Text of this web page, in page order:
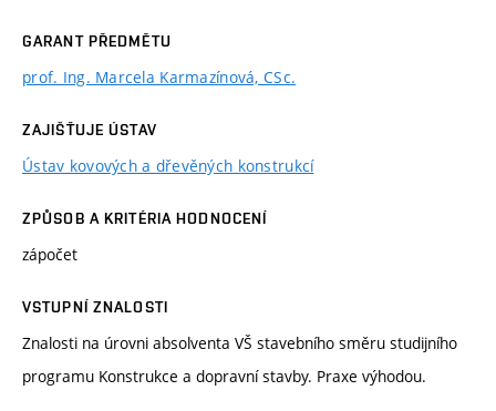
GARANT PŘEDMĚTU
prof. Ing. Marcela Karmazínová, CSc.
ZAJIŠŤUJE ÚSTAV
Ústav kovových a dřevěných konstrukcí
ZPŮSOB A KRITÉRIA HODNOCENÍ
zápočet
VSTUPNÍ ZNALOSTI
Znalosti na úrovni absolventa VŠ stavebního směru studijního
programu Konstrukce a dopravní stavby. Praxe výhodou.